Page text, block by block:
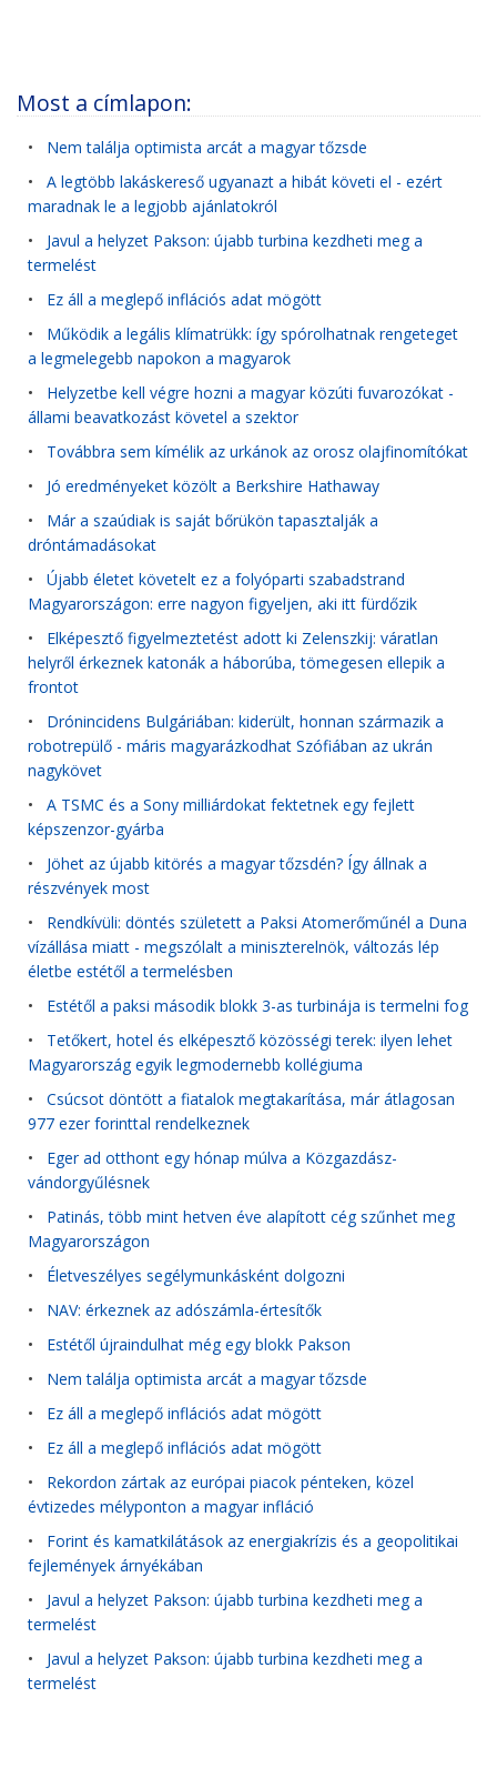
Most a címlapon:
• Nem találja optimista arcát a magyar tőzsde
• A legtöbb lakáskereső ugyanazt a hibát követi el - ezért
maradnak le a legjobb ajánlatokról
• Javul a helyzet Pakson: újabb turbina kezdheti meg a
termelést
• Ez áll a meglepő inflációs adat mögött
• Működik a legális klímatrükk: így spórolhatnak rengeteget
a legmelegebb napokon a magyarok
• Helyzetbe kell végre hozni a magyar közúti fuvarozókat -
állami beavatkozást követel a szektor
• Továbbra sem kímélik az urkánok az orosz olajfinomítókat
• Jó eredményeket közölt a Berkshire Hathaway
• Már a szaúdiak is saját bőrükön tapasztalják a
dróntámadásokat
• Újabb életet követelt ez a folyóparti szabadstrand
Magyarországon: erre nagyon figyeljen, aki itt fürdőzik
• Elképesztő figyelmeztetést adott ki Zelenszkij: váratlan
helyről érkeznek katonák a háborúba, tömegesen ellepik a
frontot
• Drónincidens Bulgáriában: kiderült, honnan származik a
robotrepülő - máris magyarázkodhat Szófiában az ukrán
nagykövet
• A TSMC és a Sony milliárdokat fektetnek egy fejlett
képszenzor-gyárba
• Jöhet az újabb kitörés a magyar tőzsdén? Így állnak a
részvények most
• Rendkívüli: döntés született a Paksi Atomerőműnél a Duna
vízállása miatt - megszólalt a miniszterelnök, változás lép
életbe estétől a termelésben
• Estétől a paksi második blokk 3-as turbinája is termelni fog
• Tetőkert, hotel és elképesztő közösségi terek: ilyen lehet
Magyarország egyik legmodernebb kollégiuma
• Csúcsot döntött a fiatalok megtakarítása, már átlagosan
977 ezer forinttal rendelkeznek
• Eger ad otthont egy hónap múlva a Közgazdász-
vándorgyűlésnek
• Patinás, több mint hetven éve alapított cég szűnhet meg
Magyarországon
• Életveszélyes segélymunkásként dolgozni
• NAV: érkeznek az adószámla-értesítők
• Estétől újraindulhat még egy blokk Pakson
• Nem találja optimista arcát a magyar tőzsde
• Ez áll a meglepő inflációs adat mögött
• Ez áll a meglepő inflációs adat mögött
• Rekordon zártak az európai piacok pénteken, közel
évtizedes mélyponton a magyar infláció
• Forint és kamatkilátások az energiakrízis és a geopolitikai
fejlemények árnyékában
• Javul a helyzet Pakson: újabb turbina kezdheti meg a
termelést
• Javul a helyzet Pakson: újabb turbina kezdheti meg a
termelést